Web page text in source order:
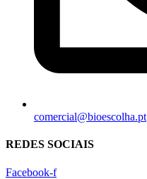
comercial@bioescolha.pt
REDES SOCIAIS
Facebook-f